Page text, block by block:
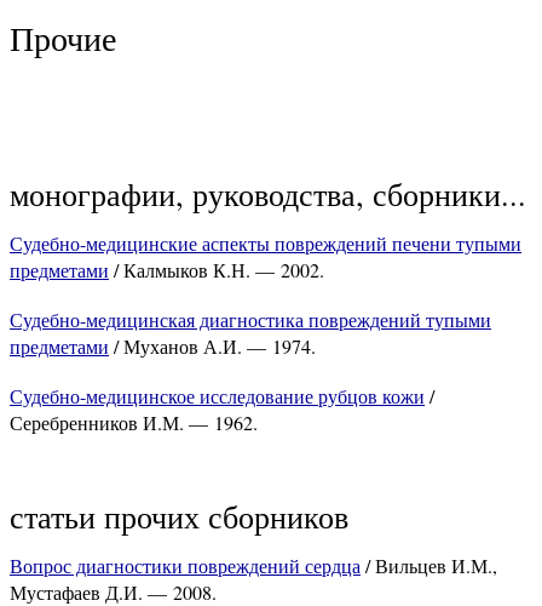
Прочие
монографии, руководства, сборники...
Судебно-медицинские аспекты повреждений печени тупыми
предметами / Калмыков К.Н. — 2002.
Судебно-медицинская диагностика повреждений тупыми
предметами / Муханов А.И. — 1974.
Судебно-медицинское исследование рубцов кожи /
Серебренников И.М. — 1962.
статьи прочих сборников
Вопрос диагностики повреждений сердца / Вильцев И.М.,
Мустафаев Д.И. — 2008.